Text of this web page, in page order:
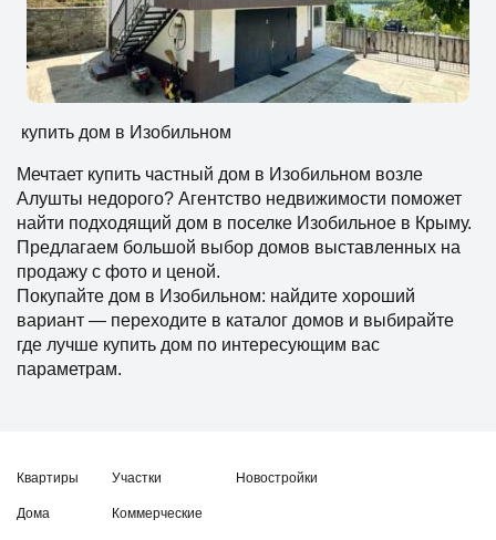
купить дом в Изобильном
Мечтает купить частный дом в Изобильном возле
Алушты недорого? Агентство недвижимости поможет
найти подходящий дом в поселке Изобильное в Крыму.
Предлагаем большой выбор домов выставленных на
продажу с фото и ценой.
Покупайте дом в Изобильном: найдите хороший
вариант — переходите в каталог домов и выбирайте
где лучше купить дом по интересующим вас
параметрам.
Квартиры
Дома
Участки
Коммерческие
Новостройки